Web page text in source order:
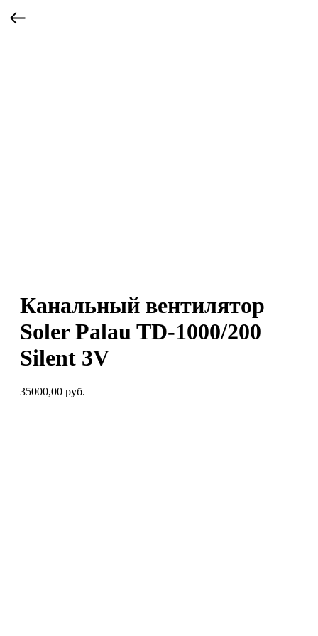
Канальный вентилятор
Soler Palau TD-1000/200
Silent 3V
35000,00 руб.